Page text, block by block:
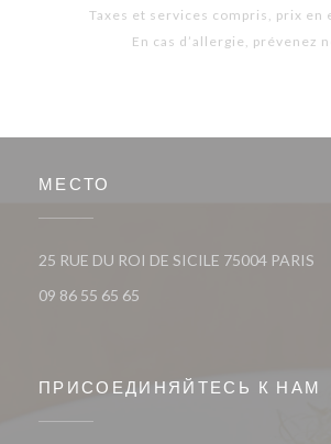
Taxes et services compris, prix en
En cas d’allergie, prévenez
МЕСТО
25 RUE DU ROI DE SICILE 75004 PARIS
09 86 55 65 65
ПРИСОЕДИНЯЙТЕСЬ К НАМ